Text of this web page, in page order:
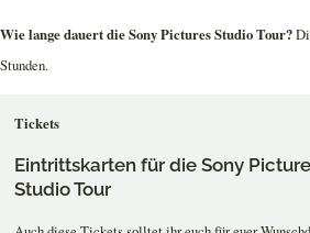
Wie lange dauert die Sony Pictures Studio Tour?
Stunden.
Tickets
Eintrittskarten für die Sony
Studio Tour